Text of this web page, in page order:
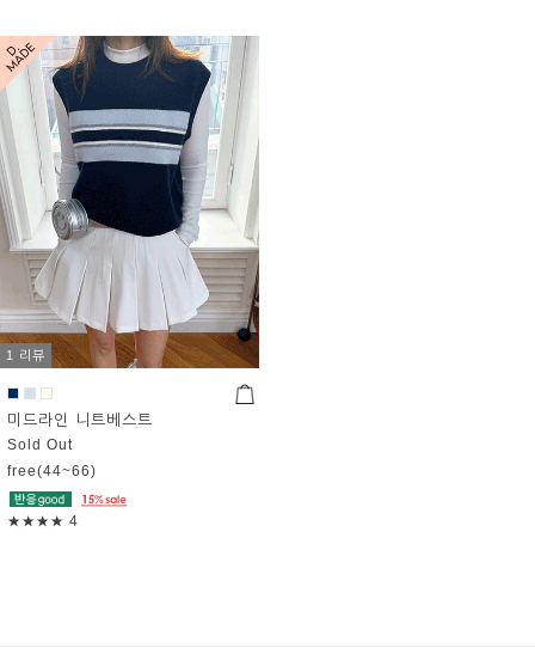
1 리뷰
미드라인 니트베스트
Sold Out
free(44~66)
★★★★ 4